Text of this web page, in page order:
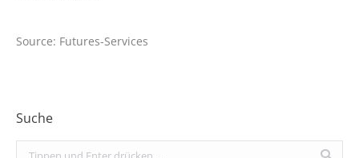
Source: Futures-Services
Suche
Search: